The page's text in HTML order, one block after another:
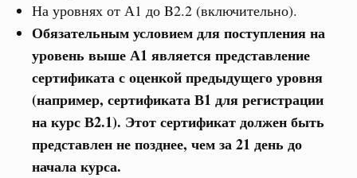
На уровнях от А1 до B2.2 (включительно).
Обязательным условием для поступления на
уровень выше А1 является представление
сертификата с оценкой предыдущего уровня
(например, сертификата В1 для регистрации
на курс В2.1). Этот сертификат должен быть
представлен не позднее, чем за 21 день до
начала курса.